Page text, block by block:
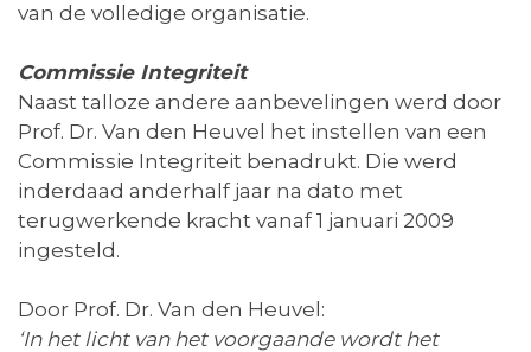
van de volledige organisatie.
Commissie Integriteit
Naast talloze andere aanbevelingen werd door
Prof. Dr. Van den Heuvel het instellen van een
Commissie Integriteit benadrukt. Die werd
inderdaad anderhalf jaar na dato met
terugwerkende kracht vanaf 1 januari 2009
ingesteld.
Door Prof. Dr. Van den Heuvel:
‘In het licht van het voorgaande wordt het